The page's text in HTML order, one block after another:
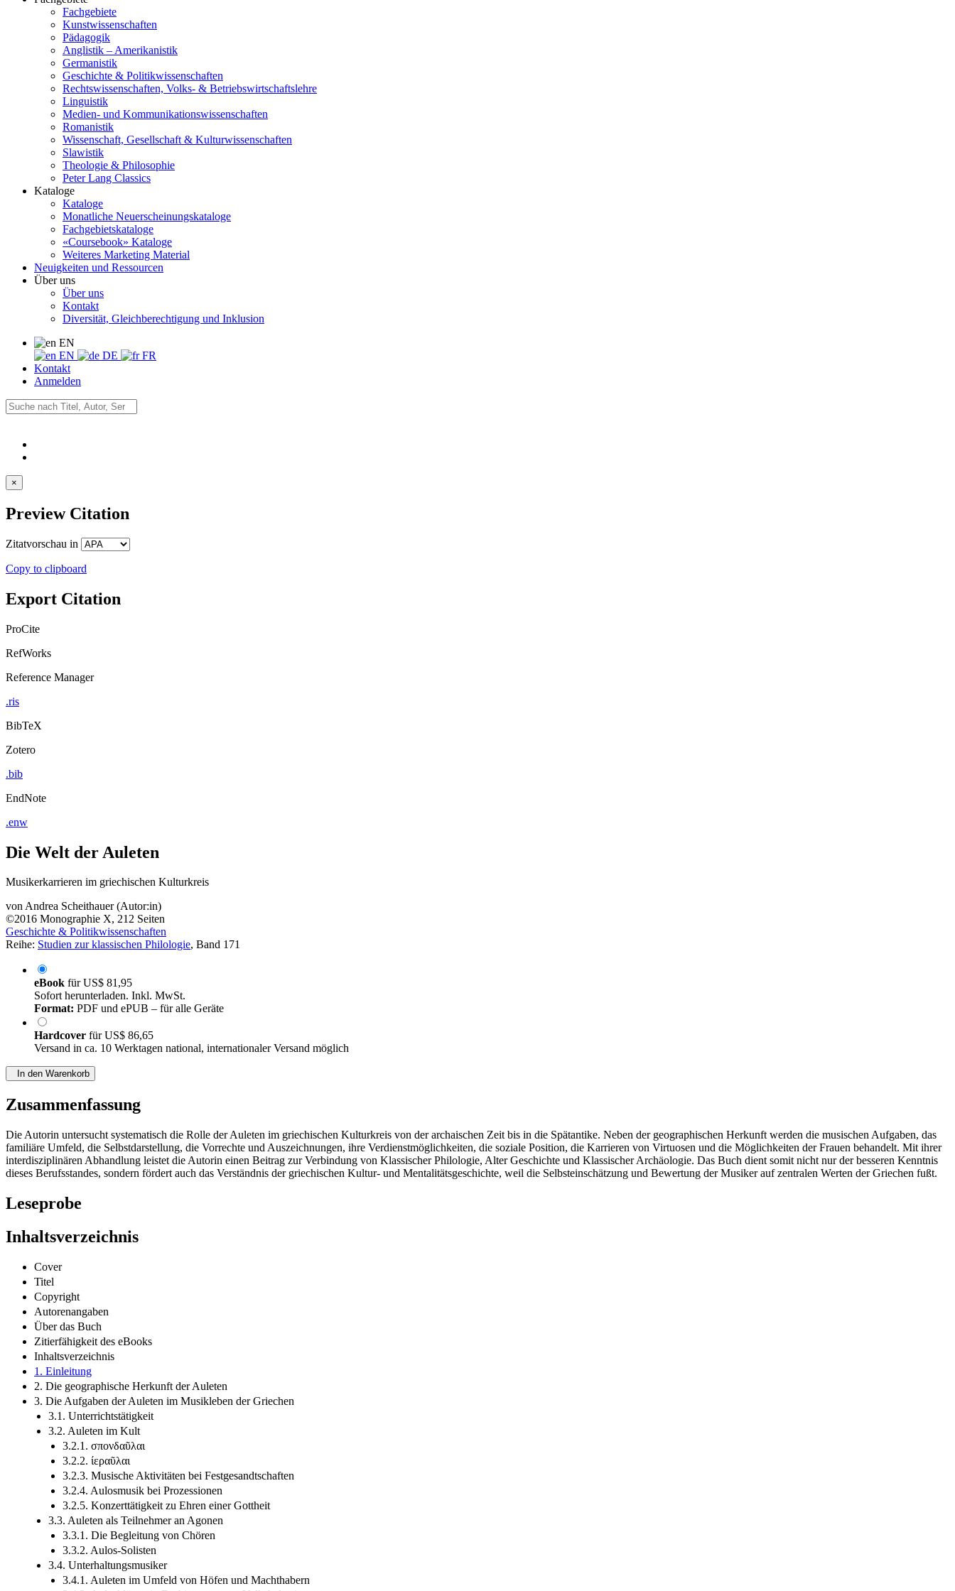
Fachgebiete
Kunstwissenschaften
Pädagogik
Anglistik – Amerikanistik
Germanistik
Geschichte & Politikwissenschaften
Rechtswissenschaften, Volks- & Betriebswirtschaftslehre
Linguistik
Medien- und Kommunikationswissenschaften
Romanistik
Wissenschaft, Gesellschaft & Kulturwissenschaften
Slawistik
Theologie & Philosophie
Peter Lang Classics
Kataloge
Kataloge
Monatliche Neuerscheinungskataloge
Fachgebietskataloge
«Coursebook» Kataloge
Weiteres Marketing Material
Neuigkeiten und Ressourcen
Über uns
Über uns
Kontakt
Diversität, Gleichberechtigung und Inklusion
EN
EN
DE
FR
Kontakt
Anmelden
×
Preview Citation
Zitatvorschau in
Copy to clipboard
Export Citation
ProCite
RefWorks
Reference Manager
.ris
BibTeX
Zotero
.bib
EndNote
.enw
Die Welt der Auleten
Musikerkarrieren im griechischen Kulturkreis
vonAndrea Scheithauer (Autor:in)
©2016 Monographie X, 212 Seiten
Geschichte & Politikwissenschaften
Reihe: Studien zur klassischen Philologie, Band 171
eBook fürUS$ 81,95
Sofort herunterladen. Inkl. MwSt.
Format: PDF und ePUB – für alle Geräte
Hardcover fürUS$ 86,65
Versand in ca. 10 Werktagen national, internationaler Versand möglich
In den Warenkorb
Zusammenfassung
Die Autorin untersucht systematisch die Rolle der Auleten im griechischen Kulturkreis von der archaischen Zeit bis in die Spätantike. Neben der geographischen Herkunft werden die musischen Aufgaben, das
familiäre Umfeld, die Selbstdarstellung, die Vorrechte und Auszeichnungen, ihre Verdienstmöglichkeiten, die soziale Position, die Karrieren von Virtuosen und die Möglichkeiten der Frauen behandelt. Mit ihrer
interdisziplinären Abhandlung leistet die Autorin einen Beitrag zur Verbindung von Klassischer Philologie, Alter Geschichte und Klassischer Archäologie. Das Buch dient somit nicht nur der besseren Kenntnis
dieses Berufsstandes, sondern fördert auch das Verständnis der griechischen Kultur- und Mentalitätsgeschichte, weil die Selbsteinschätzung und Bewertung der Musiker auf zentralen Werten der Griechen fußt.
Leseprobe
Inhaltsverzeichnis
Cover
Titel
Copyright
Autorenangaben
Über das Buch
Zitierfähigkeit des eBooks
Inhaltsverzeichnis
1. Einleitung
2. Die geographische Herkunft der Auleten
3. Die Aufgaben der Auleten im Musikleben der Griechen
3.1. Unterrichtstätigkeit
3.2. Auleten im Kult
3.2.1. σπονδαῦλαι
3.2.2. ίεραῦλαι
3.2.3. Musische Aktivitäten bei Festgesandtschaften
3.2.4. Aulosmusik bei Prozessionen
3.2.5. Konzerttätigkeit zu Ehren einer Gottheit
3.3. Auleten als Teilnehmer an Agonen
3.3.1. Die Begleitung von Chören
3.3.2. Aulos-Solisten
3.4. Unterhaltungsmusiker
3.4.1. Auleten im Umfeld von Höfen und Machthabern